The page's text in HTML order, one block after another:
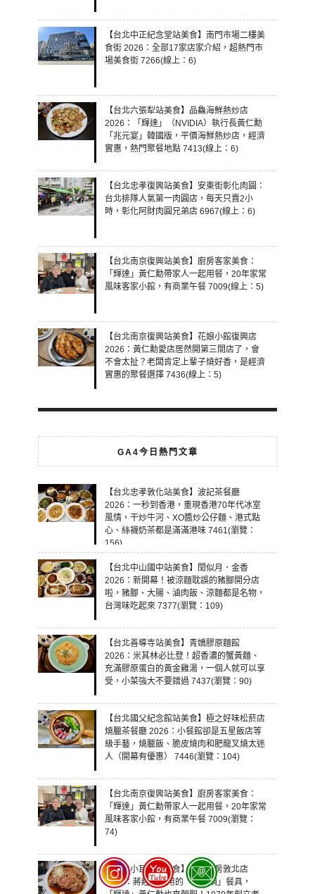
【台北中正紀念堂站美食】南門市場二樓美
食街 2026：全部17家店家介紹，超熱門市
場美食街 7266(線上：6)
【台北六張犁站美食】品鱻海鮮熱炒店
2026：「輝達」（NVIDIA）執行長黃仁勳
「兆元宴」韓國版，平價海鮮熱炒店，經濟
實惠，熱門聚餐地點 7413(線上：6)
【台北忠孝復興站美食】安東街彰化肉圓：
台北排隊人氣第一肉圓店，每天只賣2小
時，彰化阿財肉圓兄弟店 6967(線上：6)
【台北南京復興站美食】廚房客家美食：
「輝達」黃仁勳帶家人一起用餐，20年家常
風味客家小館，有商業午餐 7009(線上：5)
【台北南京復興站美食】花娘小館復興店
2026：黃仁勳愛店居然開第三間店了，會
不會太扯？老闆肯定上輩子燒好香，是經濟
實惠的聚餐選擇 7436(線上：5)
GA4今日熱門文章
【台北忠孝敦化站美食】波記茶餐廳
2026：一秒到香港，重現香港70年代冰室
風情，干炒牛河、XO醬炒公仔麵、港式點
心、絲襪奶茶都是滿滿港味 7461(瀏覽：
156)
【台北中山國中站美食】閏似月．金香
2026：新開幕！被涼麵耽誤的豬腳開分店
啦，豬腳、大腸、滷肉飯、涼麵都是名物，
台灣味吃起來 7377(瀏覽：109)
【台北善導寺站美食】青嬌膠原麵館
2026：米其林必比登！超香濃的蟹黃麵、
充滿膠原蛋白的黃金雞湯，一個人就可以享
受，小菜強大不要錯過 7437(瀏覽：90)
【台北國父紀念館站美食】極之好味松菸店
燒臘茶餐廳 2026：小餐館卻是五星飯店等
級手藝，燒臘飯、脆皮燒肉和肥龍叉燒太迷
人（開幕有優惠） 7446(瀏覽：104)
【台北南京復興站美食】廚房客家美食：
「輝達」黃仁勳帶家人一起用餐，20年家常
風味客家小館，有商業午餐 7009(瀏覽：
74)
【台北小巨蛋站美食】碧海廚房敦北店
2026：蔣經國專用的「復興鍋」餐具，